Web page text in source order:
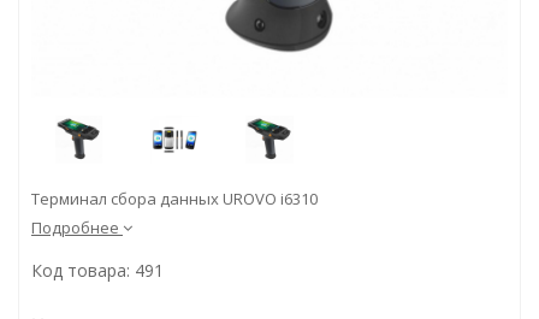
Терминал сбора данных UROVO i6310
Подробнее
Код товара: 491